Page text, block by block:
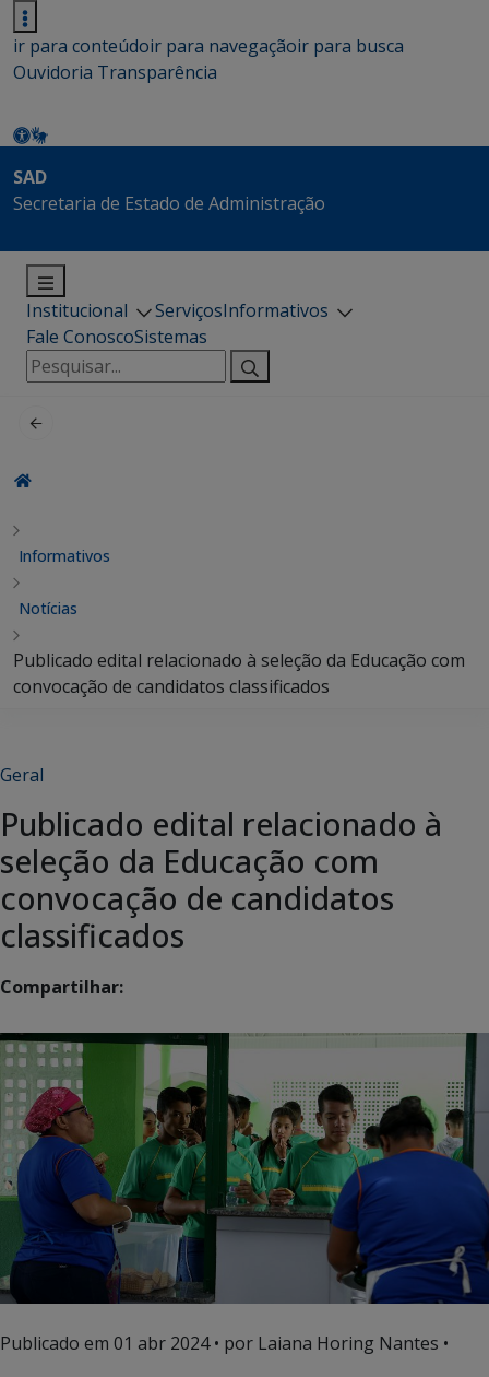
ir para conteúdoir para navegaçãoir para busca
Ouvidoria Transparência
SAD
Secretaria de Estado de Administração
Institucional ServiçosInformativos
Fale ConoscoSistemas
Pesquisar
por:
Informativos
Notícias
Publicado edital relacionado à seleção da Educação com
convocação de candidatos classificados
Geral
Publicado edital relacionado à
seleção da Educação com
convocação de candidatos
classificados
Compartilhar:
Publicado em 01 abr 2024• por Laiana Horing Nantes •